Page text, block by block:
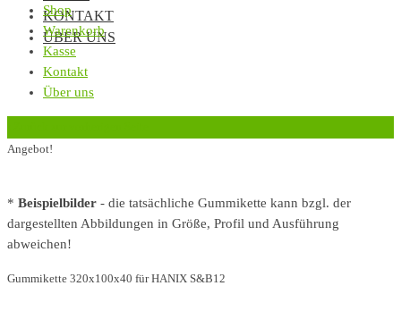
KONTAKT
ÜBER UNS
Shop
Warenkorb
Kasse
Kontakt
Über uns
Angebot!
* Beispielbilder - die tatsächliche Gummikette kann bzgl. der
dargestellten Abbildungen in Größe, Profil und Ausführung
abweichen!
Gummikette 320x100x40 für HANIX S&B12